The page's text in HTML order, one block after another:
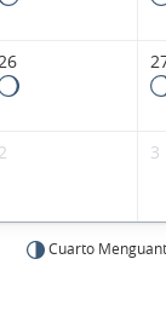
2 3
Cuarto